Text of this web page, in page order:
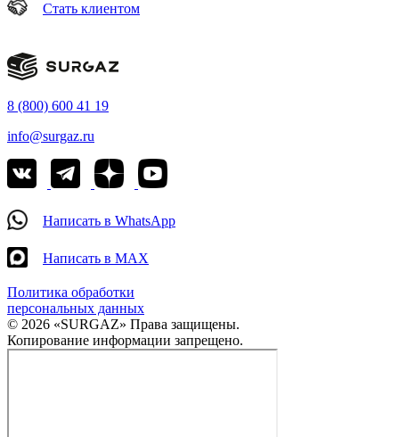
Стать клиентом
8 (800) 600 41 19
info@surgaz.ru
Написать в WhatsApp
Написать в MAX
Политика обработки
персональных данных
© 2026 «SURGAZ» Права защищены.
Копирование информации запрещено.